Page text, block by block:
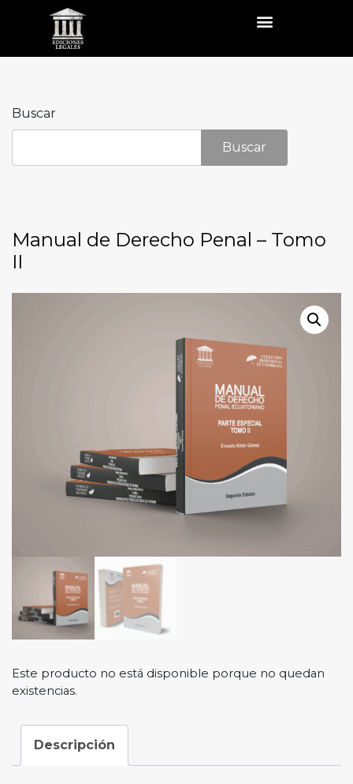
Buscar
Buscar
Manual de Derecho Penal – Tomo
II
Este producto no está disponible porque no quedan
existencias.
Descripción